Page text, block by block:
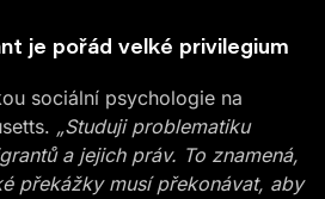
je pořád velké privilegium
sociální psychologie na
„Studuji problematiku
a jejich práv. To znamená,
překážky musí překonávat, aby